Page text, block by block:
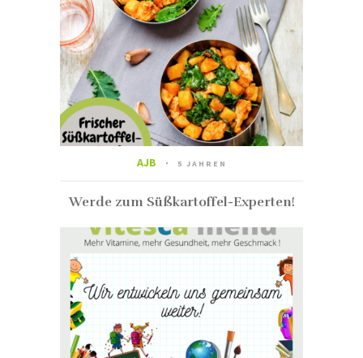
AJB 5 JAHREN
Werde zum Süßkartoffel-Experten!